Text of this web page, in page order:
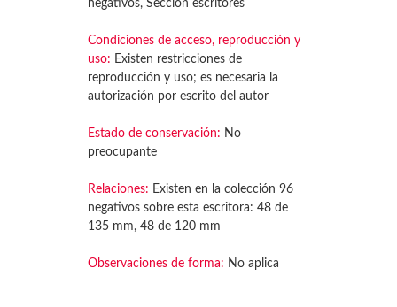
negativos, Sección escritores
Condiciones de acceso, reproducción y
uso: Existen restricciones de
reproducción y uso; es necesaria la
autorización por escrito del autor
Estado de conservación: No
preocupante
Relaciones: Existen en la colección 96
negativos sobre esta escritora: 48 de
135 mm, 48 de 120 mm
Observaciones de forma: No aplica